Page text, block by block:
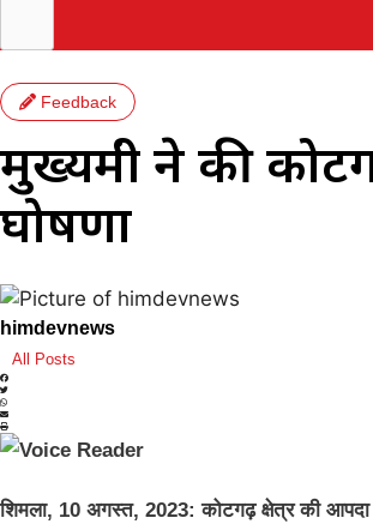
Feedback
मुख्यमंत्री ने की
घोषणा
himdevnews
All Posts
शिमला, 10 अगस्त, 2023: कोटगढ़ क्षेत्र की आपदा